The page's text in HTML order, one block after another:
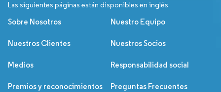
Las siguientes páginas están disponibles en inglés
Sobre Nosotros Nuestro Equipo
Nuestros Clientes Nuestros Socios
Medios Responsabilidad social
Premios y reconocimientos Preguntas Frecuentes